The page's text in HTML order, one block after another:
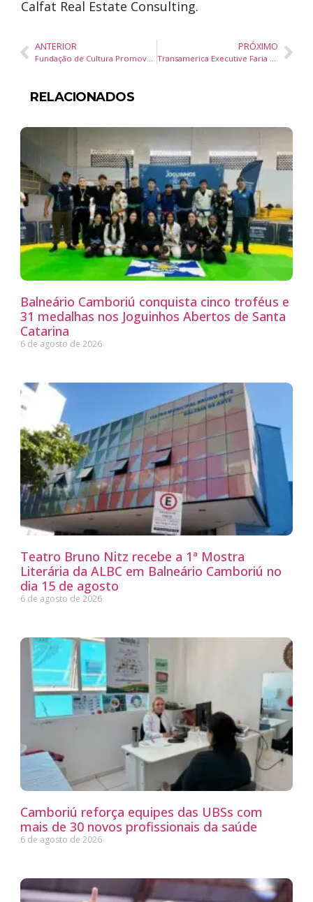
Calfat Real Estate Consulting.
ANTERIOR
Fundação de Cultura Promove Feira Mar & Arte neste Sábado (15/02)
PRÓXIMO
Transamerica Executive Faria Lima (SP) aposta em iniciativas de ESG
RELACIONADOS
Balneário Camboriú conquista cinco troféus e
31 medalhas nos Joguinhos Abertos de Santa
Catarina
6 de agosto de 2026
Teatro Bruno Nitz recebe a 1ª Mostra
Literária da ALBC em Balneário Camboriú no
dia 15 de agosto
6 de agosto de 2026
Camboriú reforça equipes das UBSs com
mais de 30 novos profissionais da saúde
6 de agosto de 2026